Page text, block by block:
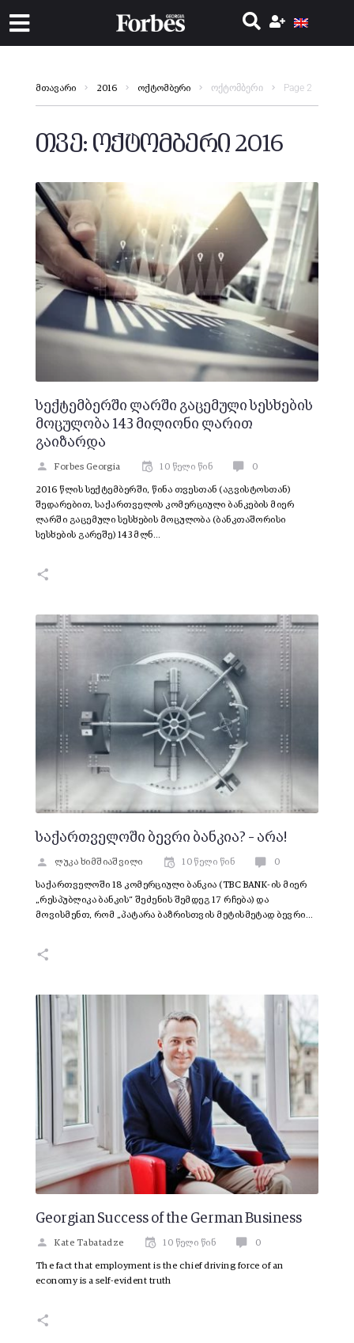
მთავარი 2016 ოქტომბერი ოქტომბერი Page 2
თვე: ოქტომბერი 2016
სექტემბერში ლარში გაცემული სესხების
მოცულობა 143 მილიონი ლარით
გაიზარდა
Forbes Georgia 10 წელი წინ 0
2016 წლის სექტემბერში, წინა თვესთან (აგვისტოსთან)
შედარებით, საქართველოს კომერციული ბანკების მიერ
ლარში გაცემული სესხების მოცულობა (ბანკთაშორისი
სესხების გარეშე) 143 მლნ…
საქართველოში ბევრი ბანკია? – არა!
ლუკა ხიმშიაშვილი 10 წელი წინ 0
საქართველოში 18 კომერციული ბანკია (TBC BANK-ის მიერ
„რესპუბლიკა ბანკის“ შეძენის შემდეგ 17 რჩება) და
მოვისმენთ, რომ „პატარა ბაზრისთვის მეტისმეტად ბევრი…
Georgian Success of the German Business
Kate Tabatadze 10 წელი წინ 0
The fact that employment is the chief driving force of an
economy is a self-evident truth